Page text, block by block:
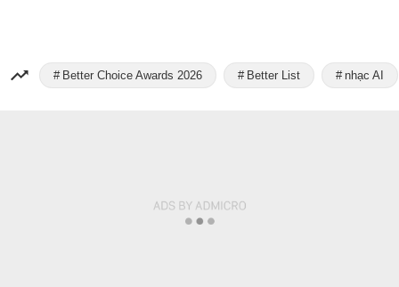
Better Choice Awards 2026 Better List nhạc AI